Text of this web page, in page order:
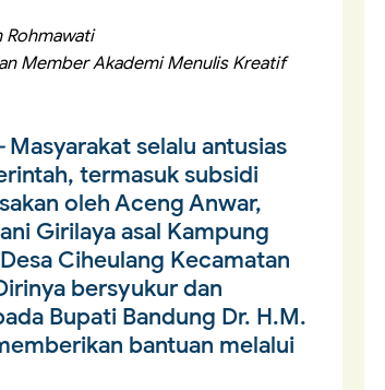
Rohmawati
Member Akademi Menulis Kreatif
Masyarakat selalu antusias
termasuk subsidi
oleh Aceng Anwar,
Girilaya asal Kampung
Ciheulang Kecamatan
bersyukur dan
Bupati Bandung Dr. H.M.
bantuan melalui